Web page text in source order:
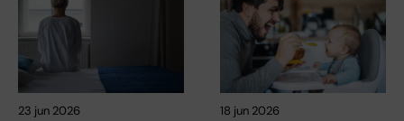
23 jun 2026 18 jun 2026